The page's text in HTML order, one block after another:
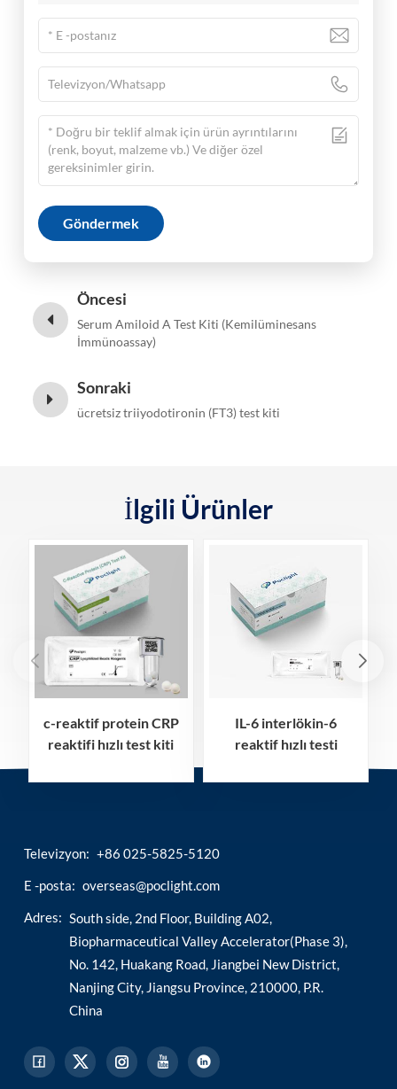
Göndermek
Öncesi
Serum Amiloid A Test Kiti (Kemilüminesans
İmmünoassay)
Sonraki
ücretsiz triiyodotironin (FT3) test kiti
İlgili Ürünler
c-reaktif protein CRP
reaktifi hızlı test kiti
IL-6 interlökin-6
reaktif hızlı testi
Televizyon: +86 025-5825-5120
E -posta: overseas@poclight.com
Adres: South side, 2nd Floor, Building A02,
Biopharmaceutical Valley Accelerator(Phase 3),
No. 142, Huakang Road, Jiangbei New District,
Nanjing City, Jiangsu Province, 210000, P.R.
China